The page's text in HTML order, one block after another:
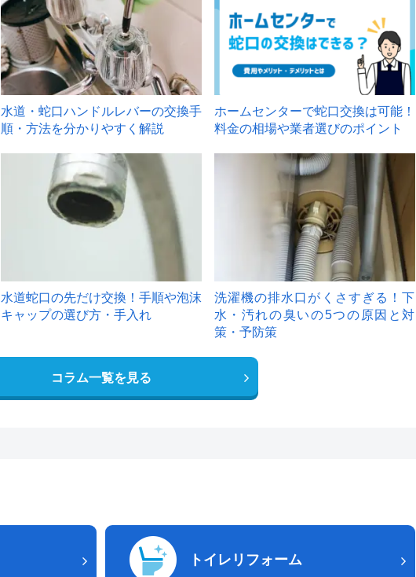
水道・蛇口ハンドルレバーの交換手
順・方法を分かりやすく解説
ホームセンターで蛇口交換は可能！
料金の相場や業者選びのポイント
水道蛇口の先だけ交換！手順や泡沫
キャップの選び方・手入れ
洗濯機の排水口がくさすぎる！下
水・汚れの臭いの5つの原因と対
策・予防策
コラム一覧を見る
トイレリフォーム